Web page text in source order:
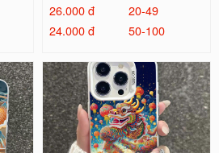
26.000 đ
20-49
24.000 đ
50-100